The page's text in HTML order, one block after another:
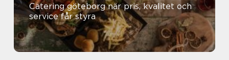
Catering göteborg när pris, kvalitet och
service får styra